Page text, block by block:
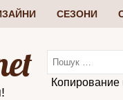
СЕЗОНИ
Копирование